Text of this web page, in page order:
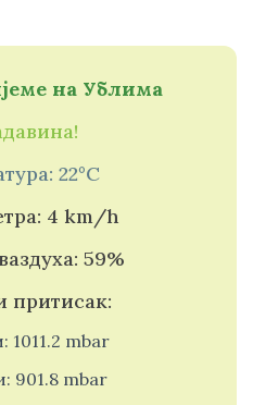
на Ублима
22°C
4 km/h
59%
притисак:
1011.2 mbar
901.8 mbar